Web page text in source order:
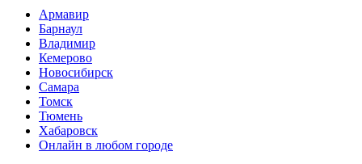
Армавир
Барнаул
Владимир
Кемерово
Новосибирск
Самара
Томск
Тюмень
Хабаровск
Онлайн в любом городе